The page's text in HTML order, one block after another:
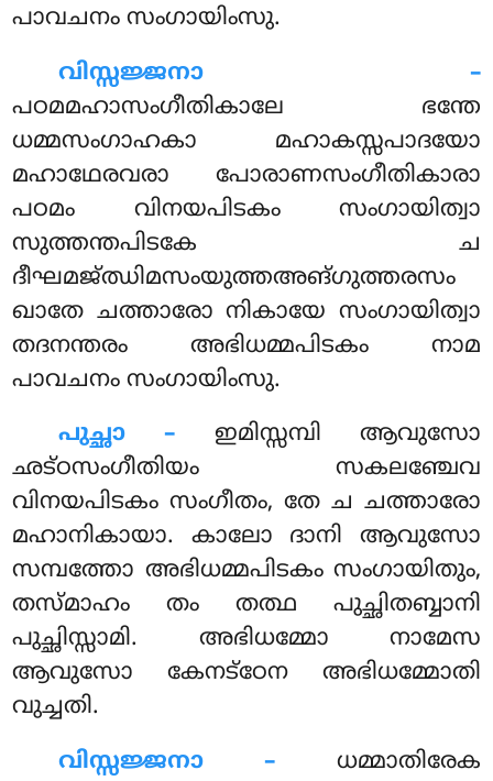
പാവചനം സംഗായിംസു.
വിസ്സജ്ജനാ –
പഠമമഹാസംഗീതികാലേ ഭന്തേ
ധമ്മസംഗാഹകാ മഹാകസ്സപാദയോ
മഹാഥേരവരാ പോരാണസംഗീതികാരാ
പഠമം വിനയപിടകം സംഗായിത്വാ
സുത്തന്തപിടകേ ച
ദീഘമജ്ഝിമസംയുത്തഅങ്ഗുത്തരസം
ഖാതേ ചത്താരോ നികായേ സംഗായിത്വാ
തദനന്തരം അഭിധമ്മപിടകം നാമ
പാവചനം സംഗായിംസു.
പുച്ഛാ – ഇമിസ്സമ്പി ആവുസോ
ഛട്ഠസംഗീതിയം സകലഞ്ചേവ
വിനയപിടകം സംഗീതം, തേ ച ചത്താരോ
മഹാനികായാ. കാലോ ദാനി ആവുസോ
സമ്പത്തോ അഭിധമ്മപിടകം സംഗായിതും,
തസ്മാഹം തം തത്ഥ പുച്ഛിതബ്ബാനി
പുച്ഛിസ്സാമി. അഭിധമ്മോ നാമേസ
ആവുസോ കേനട്ഠേന അഭിധമ്മോതി
വുച്ചതി.
വിസ്സജ്ജനാ – ധമ്മാതിരേക